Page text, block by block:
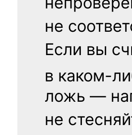
не
Если вы
в каком-
ложь —
не